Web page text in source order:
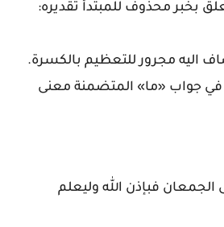
بخبر محذوف للمبتدأ تقديره:
اليه مجرور للتعظيم بالكسرة.
في جواب «ما» المتضمنة معنى
الجمعان فبإذن الله وليعلم